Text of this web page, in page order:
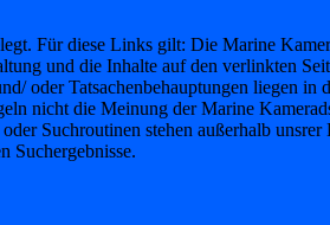
Für diese Links gilt: Die Marine
und die Inhalte auf den verlinkten
oder Tatsachenbehauptungen liegen in
nicht die Meinung der Marine
Suchroutinen stehen außerhalb
Suchergebnisse.